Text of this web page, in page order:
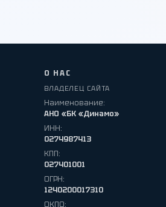
О НАС
ВЛАДЕЛЕЦ САЙТА
Наименование:
АНО «БК «Динамо»
ИНН:
0274987413
КПП:
027401001
ОГРН:
1240200017310
ОКПО: